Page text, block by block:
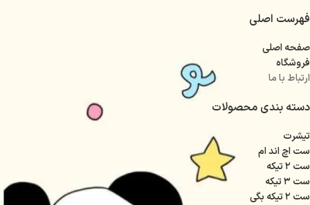
فهرست اصلی
صفحه اصلی
فروشگاه
ارتباط با ما
دسته بندی محصولات
تیشرت
ست اچ اند ام
ست ۲ تیکه
ست ۳ تیکه
ست ۲ تیکه بگی